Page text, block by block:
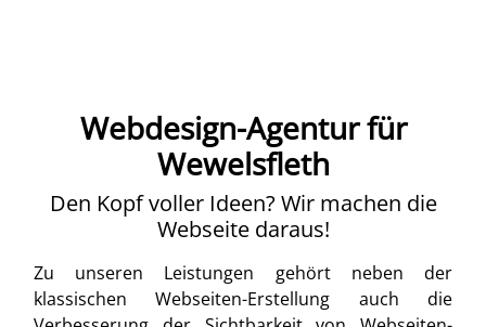
Webdesign-Agentur für
Wewelsfleth
Den Kopf voller Ideen? Wir machen die
Webseite daraus!
Zu unseren Leistungen gehört neben der
klassischen Webseiten-Erstellung auch die